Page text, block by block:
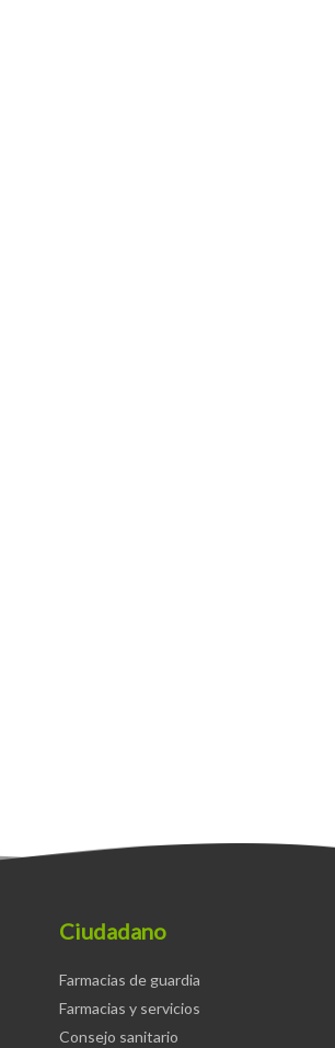
Ciudadano
Farmacias de guardia
Farmacias y servicios
Consejo sanitario